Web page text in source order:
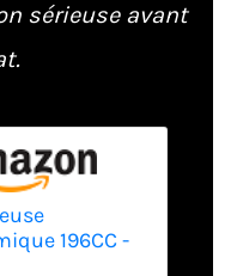
sérieuse avant
196CC -